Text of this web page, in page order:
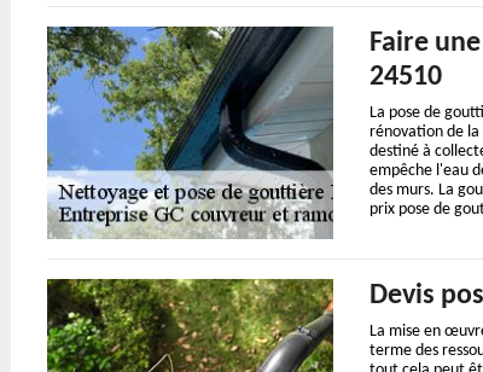
Faire
24510
La pose de
rénovation de
destiné à
empêche l'eau
des murs. La
prix pose de
Devis
La mise en
terme des